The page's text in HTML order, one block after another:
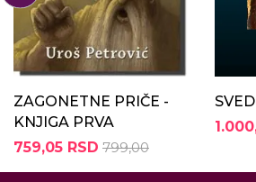
ZAGONETNE PRIČE -
KNJIGA PRVA
759,05 RSD 799,00